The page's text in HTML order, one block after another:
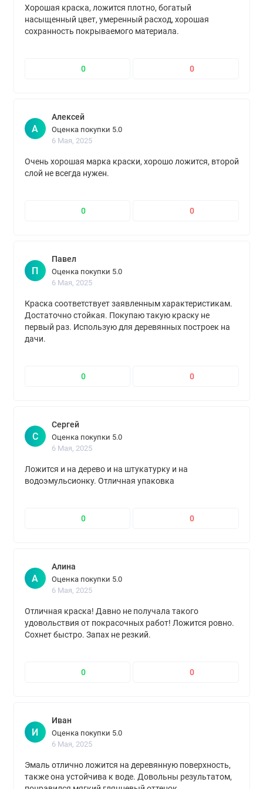
Хорошая краска, ложится плотно, богатый
насыщенный цвет, умеренный расход, хорошая
сохранность покрываемого материала.
0 0
А
Алексей
Оценка покупки 5.0
6 Мая, 2025
Очень хорошая марка краски, хорошо ложится, второй
слой не всегда нужен.
0 0
П
Павел
Оценка покупки 5.0
6 Мая, 2025
Краска соответствует заявленным характеристикам.
Достаточно стойкая. Покупаю такую краску не
первый раз. Использую для деревянных построек на
дачи.
0 0
С
Сергей
Оценка покупки 5.0
6 Мая, 2025
Ложится и на дерево и на штукатурку и на
водоэмульсионку. Отличная упаковка
0 0
А
Алина
Оценка покупки 5.0
6 Мая, 2025
Отличная краска! Давно не получала такого
удовольствия от покрасочных работ! Ложится ровно.
Сохнет быстро. Запах не резкий.
0 0
И
Иван
Оценка покупки 5.0
6 Мая, 2025
Эмаль отлично ложится на деревянную поверхность,
также она устойчива к воде. Довольны результатом,